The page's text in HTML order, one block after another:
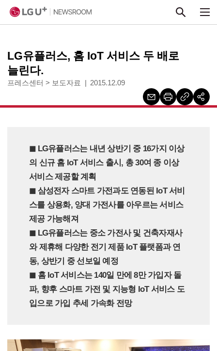
LG유플러스, 홈 IoT 서비스 두 배로
늘린다.
프레스센터 > 보도자료 2015.12.09
◼︎ LG유플러스는 내년 상반기 중 16가지 이상
의 신규 홈 IoT 서비스 출시, 총 30여 종 이상
서비스 제공할 계획
◼︎ 삼성전자 스마트 가전과도 연동된 IoT 서비
스를 상용화, 양대 가전사를 아우르는 서비스
제공 가능해져
◼︎ LG유플러스는 중소 가전사 및 건축자재사
와 제휴해 다양한 전기 제품 IoT 플랫폼과 연
동, 상반기 중 선보일 예정
◼︎ 홈 IoT 서비스는 140일 만에 8만 가입자 돌
파, 향후 스마트 가전 및 지능형 IoT 서비스 도
입으로 가입 추세 가속화 전망